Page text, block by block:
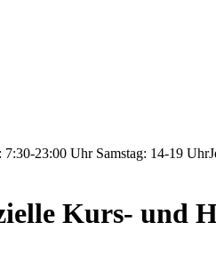
7:30-23:00 Uhr Samstag: 14-19 Uhr
Kurs- und